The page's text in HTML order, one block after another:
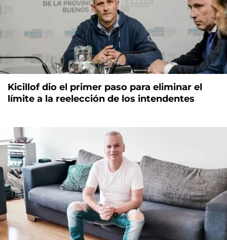
Kicillof dio el primer paso para eliminar el
límite a la reelección de los intendentes